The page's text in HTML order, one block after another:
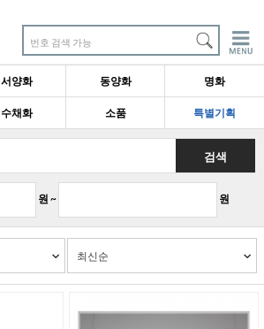
번호 검색 가능
서양화 동양화 명화
수채화 소품 특별기획
원 ~ 원
검색